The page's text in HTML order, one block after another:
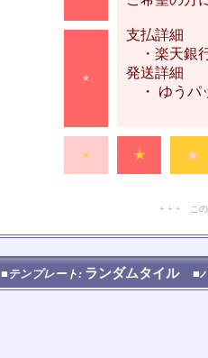
支払詳細
・楽天銀
発送詳細
・ ゆうパ
★
★ ★ ★
+ + + この
■テンプレート: ランダムタイル ■